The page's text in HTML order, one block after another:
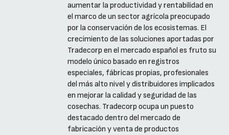
aumentar la productividad y rentabilidad en
el marco de un sector agrícola preocupado
por la conservación de los ecosistemas. El
crecimiento de las soluciones aportadas por
Tradecorp en el mercado español es fruto su
modelo único basado en registros
especiales, fábricas propias, profesionales
del más alto nivel y distribuidores implicados
en mejorar la calidad y seguridad de las
cosechas. Tradecorp ocupa un puesto
destacado dentro del mercado de
fabricación y venta de productos